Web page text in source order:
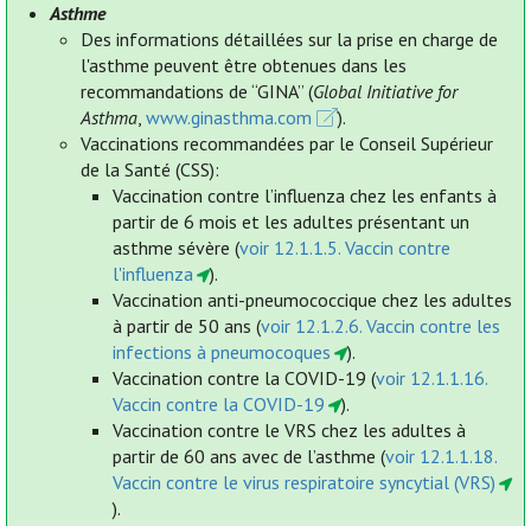
Asthme
Des informations détaillées sur la prise en charge de
l'asthme peuvent être obtenues dans les
recommandations de “GINA” (Global Initiative for
Asthma,www.ginasthma.com
).
Vaccinations recommandées par le Conseil Supérieur
de la Santé (CSS):
Vaccination contre l’influenza chez les enfants à
partir de 6 mois et les adultes présentant un
asthme sévère (voir 12.1.1.5. Vaccin contre
l'influenza
).
Vaccination anti-pneumococcique chez les adultes
à partir de 50 ans (voir 12.1.2.6. Vaccin contre les
infections à pneumocoques
).
Vaccination contre la COVID-19 (voir 12.1.1.16.
Vaccin contre la COVID-19
).
Vaccination contre le VRS chez les adultes à
partir de 60 ans avec de l’asthme (voir 12.1.1.18.
Vaccin contre le virus respiratoire syncytial (VRS)
).